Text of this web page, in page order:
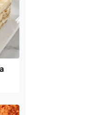
Kahvaltılık Pratik